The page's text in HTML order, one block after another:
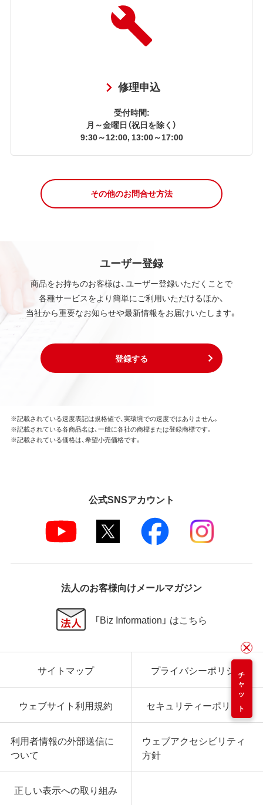
修理申込
受付時間:
月～金曜日（祝日を除く）
9:30～12:00, 13:00～17:00
その他のお問合せ方法
ユーザー登録
商品をお持ちのお客様は、ユーザー登録いただくことで
各種サービスをより簡単にご利用いただけるほか、
当社から重要なお知らせや最新情報をお届けいたします。
登録する
チャット
※記載されている速度表記は規格値で、実環境での速度ではありません。
※記載されている各商品名は、一般に各社の商標または登録商標です。
※記載されている価格は、希望小売価格です。
公式SNSアカウント
法人のお客様向けメールマガジン
「Biz Information」 はこちら
サイトマップ プライバシーポリシー
ウェブサイト利用規約 セキュリティーポリシー
利用者情報の外部送信に
ついて
ウェブアクセシビリティ
方針
正しい表示への取り組み